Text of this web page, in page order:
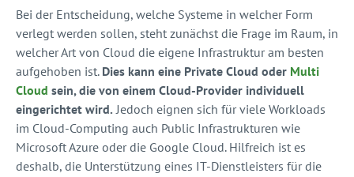
Bei der Entscheidung, welche Systeme in welcher Form
verlegt werden sollen, steht zunächst die Frage im Raum, in
welcher Art von Cloud die eigene Infrastruktur am besten
aufgehoben ist. Dies kann eine Private Cloud oder Multi
Cloud sein, die von einem Cloud-Provider individuell
eingerichtet wird. Jedoch eignen sich für viele Workloads
im Cloud-Computing auch Public Infrastrukturen wie
Microsoft Azure oder die Google Cloud. Hilfreich ist es
deshalb, die Unterstützung eines IT-Dienstleisters für die